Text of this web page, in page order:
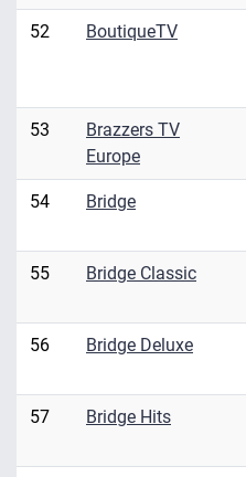
52 BoutiqueTV
53
Brazzers TV
Europe
54 Bridge
55 Bridge Classic
56 Bridge Deluxe
57 Bridge Hits